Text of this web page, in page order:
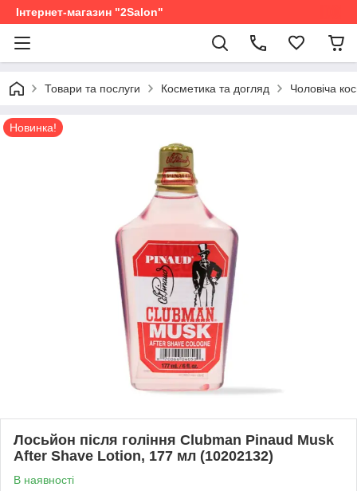
Інтернет-магазин "2Salon"
Товари та послуги Косметика та догляд Чоловіча
Новинка!
Лосьйон після гоління Clubman Pinaud Musk
After Shave Lotion, 177 мл (10202132)
В наявності